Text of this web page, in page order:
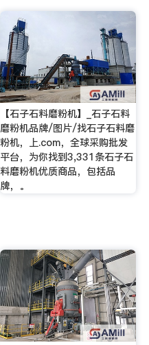
【石子石料磨粉机】_石子石料
磨粉机品牌/图片/找石子石料磨
粉机，上.com，全球采购批发
平台，为你找到3,331条石子石
料磨粉机优质商品，包括品
牌，。